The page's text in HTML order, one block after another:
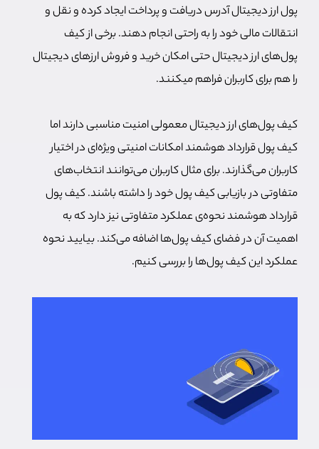
پول ارز دیجیتال آدرس دریافت و پرداخت ایجاد کرده و نقل و
انتقالات مالی خود را به راحتی انجام دهند. برخی از کیف
پول‌های ارز دیجیتال حتی امکان خرید و فروش ارزهای دیجیتال
را هم برای کاربران فراهم می‎کنند.
کیف پول‌های ارز دیجیتال معمولی امنیت مناسبی دارند اما
کیف پول قرارداد هوشمند امکانات امنیتی ویژه‌ای در اختیار
کاربران می‌گذارند. برای مثال کاربران می‌توانند انتخاب‌های
متفاوتی در بازیابی کیف پول خود را داشته باشند. کیف پول
قرارداد هوشمند نحوه‌ی عملکرد متفاوتی نیز دارد که به
اهمیت آن در فضای کیف پول‌ها اضافه می‌کند. بیایید نحوه
عملکرد این کیف پول‌ها را بررسی کنیم.